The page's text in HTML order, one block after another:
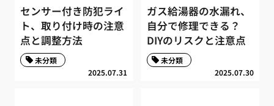
センサー付き防犯ライ
ト、取り付け時の注意
点と調整方法
2025.07.31
未分類
ガス給湯器の水漏れ、
自分で修理できる？
DIYのリスクと注意点
2025.07.30
未分類